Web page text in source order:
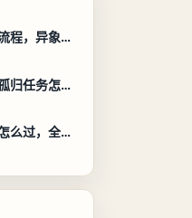
异环祸兮洄游全流程，异象委托任务通关攻略
异环异象委托唤孤归任务怎么完成，流程步骤与位置攻略
异环咖啡机关枪怎么过，全流程通关攻略